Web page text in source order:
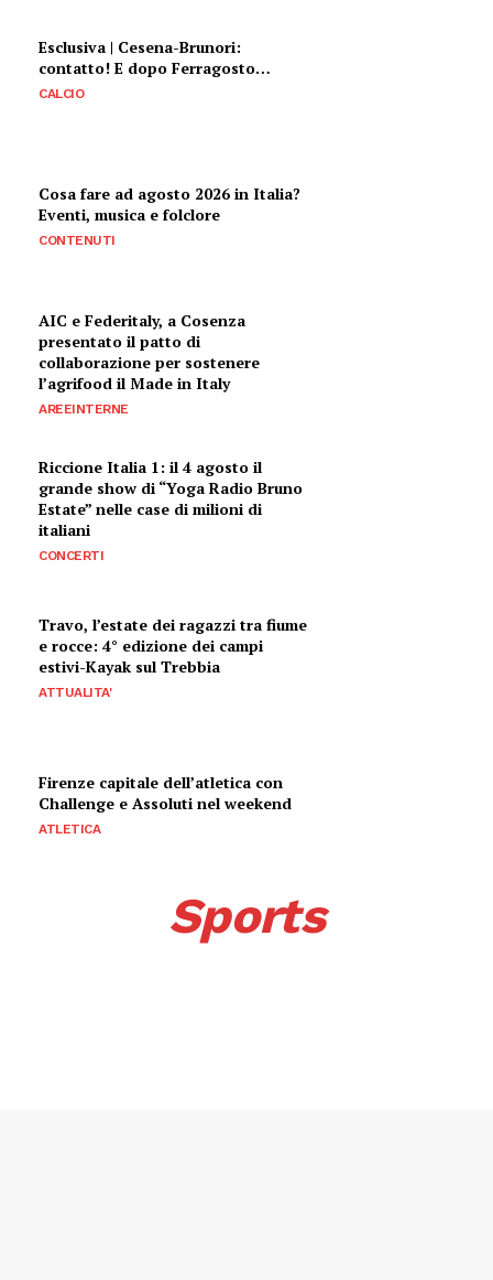
Esclusiva | Cesena-Brunori:
contatto! E dopo Ferragosto…
CALCIO
Cosa fare ad agosto 2026 in Italia?
Eventi, musica e folclore
CONTENUTI
AIC e Federitaly, a Cosenza
presentato il patto di
collaborazione per sostenere
l’agrifood il Made in Italy
AREEINTERNE
Riccione Italia 1: il 4 agosto il
grande show di “Yoga Radio Bruno
Estate” nelle case di milioni di
italiani
CONCERTI
Travo, l’estate dei ragazzi tra fiume
e rocce: 4° edizione dei campi
estivi-Kayak sul Trebbia
ATTUALITA'
Firenze capitale dell’atletica con
Challenge e Assoluti nel weekend
ATLETICA
Sports